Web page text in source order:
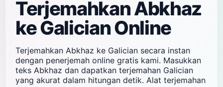
Terjemahkan Abkhaz
ke Galician Online
Terjemahkan Abkhaz ke Galician secara instan
dengan penerjemah online gratis kami. Masukkan
teks Abkhaz dan dapatkan terjemahan Galician
yang akurat dalam hitungan detik. Alat terjemahan